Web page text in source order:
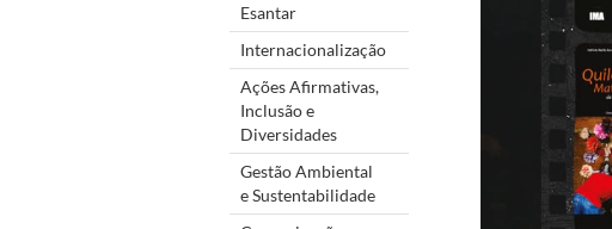
Esantar
Internacionalização
Ações Afirmativas,
Inclusão e
Diversidades
Gestão Ambiental
e Sustentabilidade